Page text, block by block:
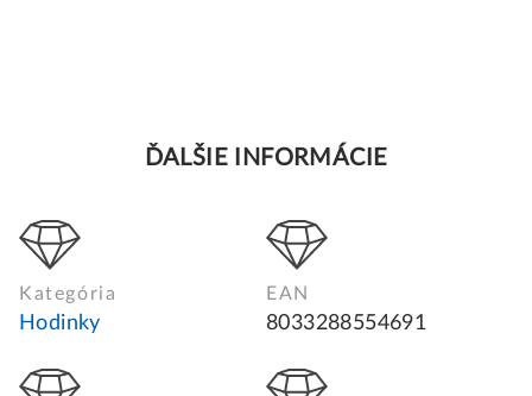
ĎALŠIE INFORMÁCIE
Kategória
Hodinky
EAN
8033288554691